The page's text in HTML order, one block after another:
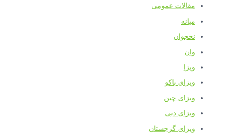
مقالات عمومی
میانه
نخجوان
وان
ویزا
ویزای باکو
ویزای چین
ویزای دبی
ویزای گرجستان